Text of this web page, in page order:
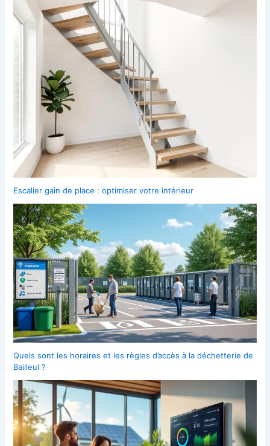
Escalier gain de place : optimiser votre intérieur
Quels sont les horaires et les règles d’accès à la déchetterie de
Bailleul ?